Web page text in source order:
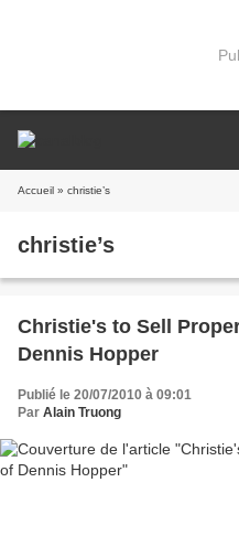
Accueil » christie’s
christie’s
Christie's to Sell
Dennis Hopper
Publié le 20/07/2010 à 09:01
Par Alain Truong